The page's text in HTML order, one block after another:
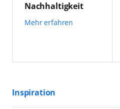
Mehr erfahren
Nachhaltigkeit
Inspiration